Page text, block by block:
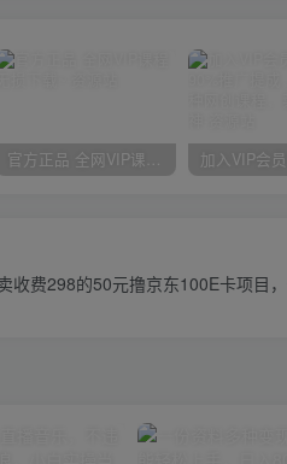
官方正品 全网VIP课程 无损下载~
收费298的50元撸京东100E卡项目